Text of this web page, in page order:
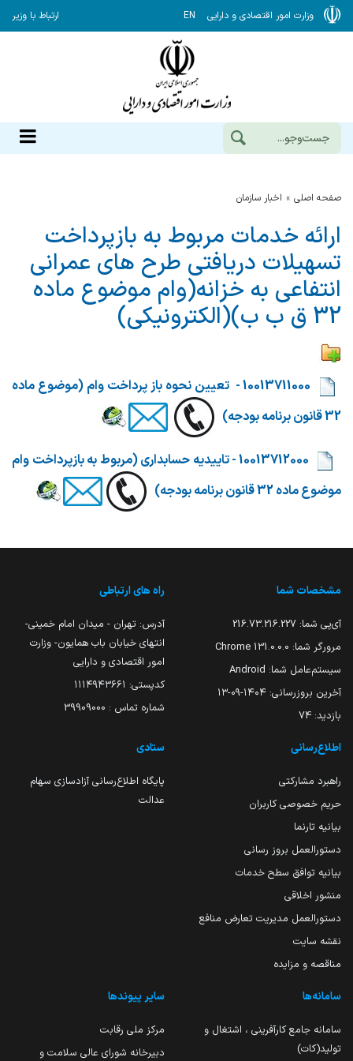
وزارت امور اقتصادی و دارایی EN ارتباط با وزیر
صفحه اصلی اخبار سازمان
ارائه خدمات مربوط به بازپرداخت
تسهیلات دریافتی طرح های عمرانی
انتفاعی به خزانه(وام موضوع ماده
32 ق ب ب)(الکترونیکی)
10013711000 - تعیین نحوه باز پرداخت وام (موضوع ماده
32 قانون برنامه بودجه)
10013712000 - تاییدیه حسابداری (مربوط به بازپرداخت وام
موضوع ماده 32 قانون برنامه بودجه)
مشخصات شما
آی‌پی شما: 216.73.216.227
مرورگر شما: 131.0.0.0 Chrome
سیستم‌عامل شما: Android
آخرین بروزرسانی: ۱۴۰۴-۰۹-۱۳
بازدید: 74
راه های ارتباطی
آدرس: تهران - میدان امام خمینی-
انتهای خیابان باب همایون- وزارت
امور اقتصادی و دارایی
کدپستی: ۱۱۱۴۹۴۳۶۶۱
شماره تماس : 39909000
اطلاع‌رسانی
راهبرد مشارکتی
حریم خصوصی کاربران
بیانیه تارنما
دستورالعمل بروز رسانی
بیانیه توافق سطح خدمات
منشور اخلاقی
دستورالعمل مدیریت تعارض منافع
نقشه سایت
مناقصه و مزایده
ستادی
پایگاه اطلاع‌رسانی آزادسازی سهام
عدالت
سامانه‌ها
سامانه جامع کارآفرینی ، اشتغال و
تولید(کات)
سایر پیوندها
مرکز ملی رقابت
دبیرخانه شورای عالی سلامت و